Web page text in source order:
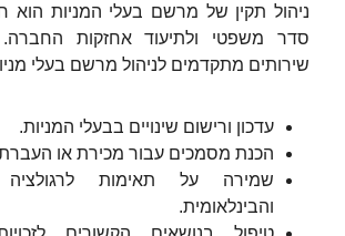
ניהול תקין של מרשם בעלי המניות הוא
סדר משפטי ולתיעוד אחזקות
שירותים מתקדמים לניהול מרשם בעלי
עדכון ורישום שינויים בבעלי המניות.
הכנת מסמכים עבור מכירת או העברת
שמירה על תאימות לרגולציה
והבינלאומית.